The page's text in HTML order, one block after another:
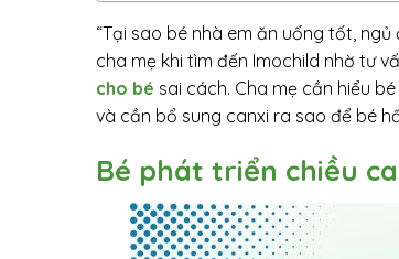
“Tại sao bé nhà em ăn uống tốt,
cha mẹ khi tìm đến Imochild nhờ tư
cho bé sai cách. Cha mẹ cần hiểu
và cần bổ sung canxi ra sao để bé
Bé phát triển chiều